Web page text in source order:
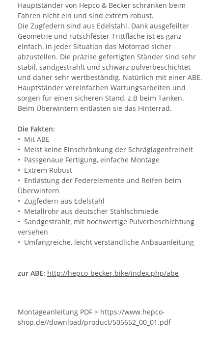
Hauptständer von Hepco & Becker schränken beim
Fahren nicht ein und sind extrem robust.
Die Zugfedern sind aus Edelstahl. Dank ausgefeilter
Geometrie und rutschfester Trittfläche ist es ganz
einfach, in jeder Situation das Motorrad sicher
abzustellen. Die präzise gefertigten Ständer sind sehr
stabil, sandgestrahlt und schwarz pulverbeschichtet
und daher sehr wertbeständig. Natürlich mit einer ABE.
Hauptständer vereinfachen Wartungsarbeiten und
sorgen für einen sicheren Stand, z.B beim Tanken.
Beim Überwintern entlasten sie das Hinterrad.
Die Fakten:
• Mit ABE
• Meist keine Einschränkung der Schräglagenfreiheit
• Passgenaue Fertigung, einfache Montage
• Extrem Robust
• Entlastung der Federelemente und Reifen beim
Überwintern
• Zugfedern aus Edelstahl
• Metallrohr aus deutscher Stahlschmiede
• Sandgestrahlt, mit hochwertige Pulverbeschichtung
versehen
• Umfangreiche, leicht verständliche Anbauanleitung
zur ABE: http://hepco-becker.bike/index.php/abe
Montageanleitung PDF > https://www.hepco-
shop.de//download/product/505652_00_01.pdf